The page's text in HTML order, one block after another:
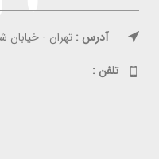
آدرس : تهران - خیابان
تلفن :